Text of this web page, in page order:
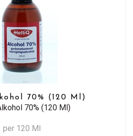
70% (120 Ml)
70% (120 Ml)
per 120 Ml